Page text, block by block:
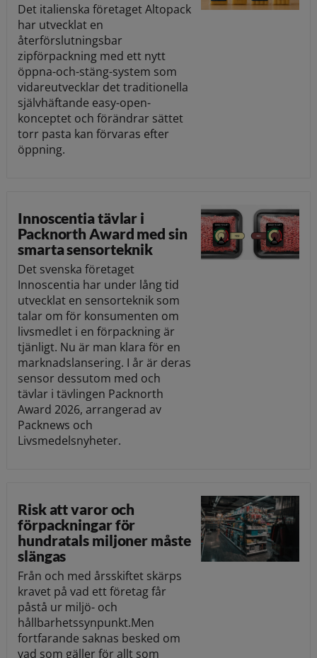
Det italienska företaget Altopack
har utvecklat en
återförslutningsbar
zipförpackning med ett nytt
öppna-och-stäng-system som
vidareutvecklar det traditionella
självhäftande easy-open-
konceptet och förändrar sättet
torr pasta kan förvaras efter
öppning.
Innoscentia tävlar i
Packnorth Award med sin
smarta sensorteknik
Det svenska företaget
Innoscentia har under lång tid
utvecklat en sensorteknik som
talar om för konsumenten om
livsmedlet i en förpackning är
tjänligt. Nu är man klara för en
marknadslansering. I år är deras
sensor dessutom med och
tävlar i tävlingen Packnorth
Award 2026, arrangerad av
Packnews och
Livsmedelsnyheter.
Risk att varor och
förpackningar för
hundratals miljoner måste
slängas
Från och med årsskiftet skärps
kravet på vad ett företag får
påstå ur miljö- och
hållbarhetssynpunkt.Men
fortfarande saknas besked om
vad som gäller för allt som